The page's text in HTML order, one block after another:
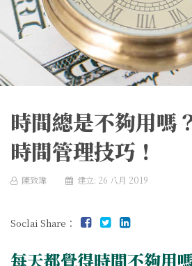
時間總是不夠用嗎
時間管理技巧！
陳致瑋 建立: 26 八月 2019
Soclai Share：
每天都覺得時間不夠用